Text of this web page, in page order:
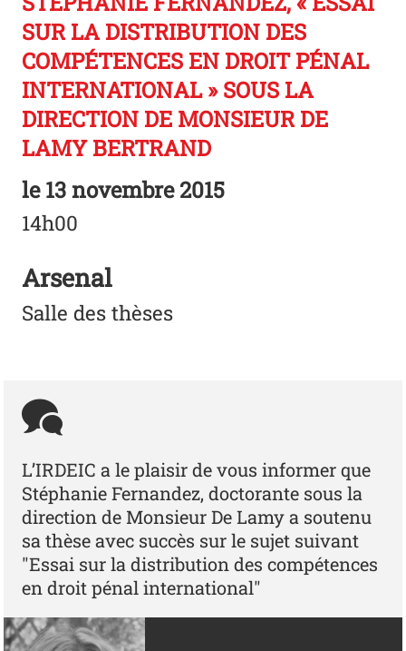
SUR LA DISTRIBUTION DES
COMPÉTENCES EN DROIT PÉNAL
INTERNATIONAL » SOUS LA
DIRECTION DE MONSIEUR DE
LAMY BERTRAND
le13 novembre 2015
14h00
Arsenal
Salle des thèses
L’IRDEIC a le plaisir de vous informer que
Stéphanie Fernandez, doctorante sous la
direction de Monsieur De Lamy a soutenu
sa thèse avec succès sur le sujet suivant
"Essai sur la distribution des compétences
en droit pénal international"